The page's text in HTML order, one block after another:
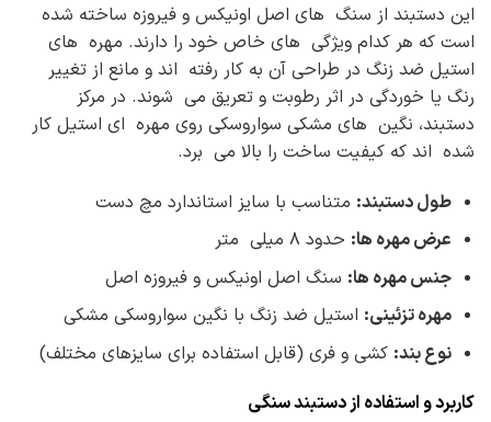
این دستبند از سنگ های اصل اونیکس و فیروزه ساخته شده
است که هر کدام ویژگی های خاص خود را دارند. مهره های
استیل ضد زنگ در طراحی آن به کار رفته اند و مانع از تغییر
رنگ یا خوردگی در اثر رطوبت و تعریق می شوند. در مرکز
دستبند، نگین های مشکی سواروسکی روی مهره ای استیل کار
شده اند که کیفیت ساخت را بالا می برد.
طول دستبند: متناسب با سایز استاندارد مچ دست
عرض مهره ها: حدود ۸ میلی متر
جنس مهره ها: سنگ اصل اونیکس و فیروزه اصل
مهره تزئینی: استیل ضد زنگ با نگین سواروسکی مشکی
نوع بند: کشی و فری (قابل استفاده برای سایزهای مختلف)
کاربرد و استفاده از دستبند سنگی